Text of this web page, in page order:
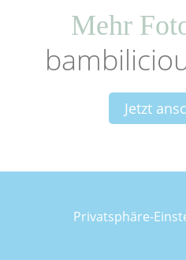
Mehr
Jetzt
Privatsphäre-